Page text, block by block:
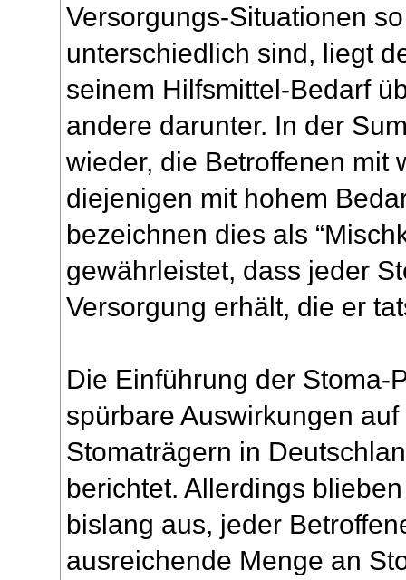
Versorgungs-Situationen
unterschiedlich sind, liegt
seinem Hilfsmittel-Bedarf
andere darunter. In der
wieder, die Betroffenen mit
diejenigen mit hohem
bezeichnen dies als
gewährleistet, dass jeder
Versorgung erhält, die er
Die Einführung der Stoma-
spürbare Auswirkungen
Stomaträgern in
berichtet. Allerdings
bislang aus, jeder
ausreichende Menge an